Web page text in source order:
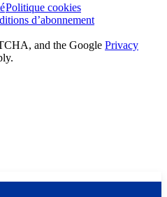
Politique cookies
d’abonnement
and the Google Privacy